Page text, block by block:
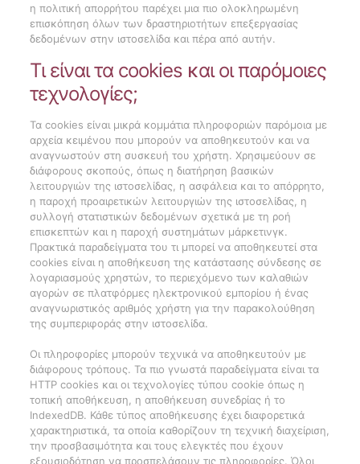
η πολιτική απορρήτου παρέχει μια πιο ολοκληρωμένη
επισκόπηση όλων των δραστηριοτήτων επεξεργασίας
δεδομένων στην ιστοσελίδα και πέρα από αυτήν.
Τι είναι τα cookies και οι παρόμοιες
τεχνολογίες;
Τα cookies είναι μικρά κομμάτια πληροφοριών παρόμοια με
αρχεία κειμένου που μπορούν να αποθηκευτούν και να
αναγνωστούν στη συσκευή του χρήστη. Χρησιμεύουν σε
διάφορους σκοπούς, όπως η διατήρηση βασικών
λειτουργιών της ιστοσελίδας, η ασφάλεια και το απόρρητο,
η παροχή προαιρετικών λειτουργιών της ιστοσελίδας, η
συλλογή στατιστικών δεδομένων σχετικά με τη ροή
επισκεπτών και η παροχή συστημάτων μάρκετινγκ.
Πρακτικά παραδείγματα του τι μπορεί να αποθηκευτεί στα
cookies είναι η αποθήκευση της κατάστασης σύνδεσης σε
λογαριασμούς χρηστών, το περιεχόμενο των καλαθιών
αγορών σε πλατφόρμες ηλεκτρονικού εμπορίου ή ένας
αναγνωριστικός αριθμός χρήστη για την παρακολούθηση
της συμπεριφοράς στην ιστοσελίδα.
Οι πληροφορίες μπορούν τεχνικά να αποθηκευτούν με
διάφορους τρόπους. Τα πιο γνωστά παραδείγματα είναι τα
HTTP cookies και οι τεχνολογίες τύπου cookie όπως η
τοπική αποθήκευση, η αποθήκευση συνεδρίας ή το
IndexedDB. Κάθε τύπος αποθήκευσης έχει διαφορετικά
χαρακτηριστικά, τα οποία καθορίζουν τη τεχνική διαχείριση,
την προσβασιμότητα και τους ελεγκτές που έχουν
εξουσιοδότηση να προσπελάσουν τις πληροφορίες. Όλοι